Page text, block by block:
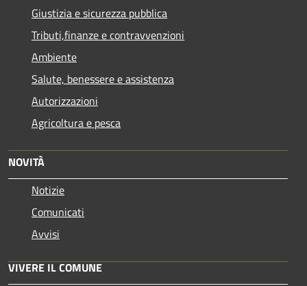
Giustizia e sicurezza pubblica
Tributi,finanze e contravvenzioni
Ambiente
Salute, benessere e assistenza
Autorizzazioni
Agricoltura e pesca
NOVITÀ
Notizie
Comunicati
Avvisi
VIVERE IL COMUNE